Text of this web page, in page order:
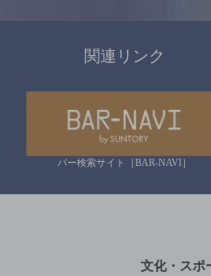
関連リンク
バー検索サイト［BAR-NAVI］
文化・スポ